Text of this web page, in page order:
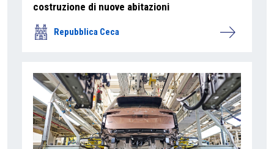
costruzione di nuove abitazioni
Repubblica Ceca